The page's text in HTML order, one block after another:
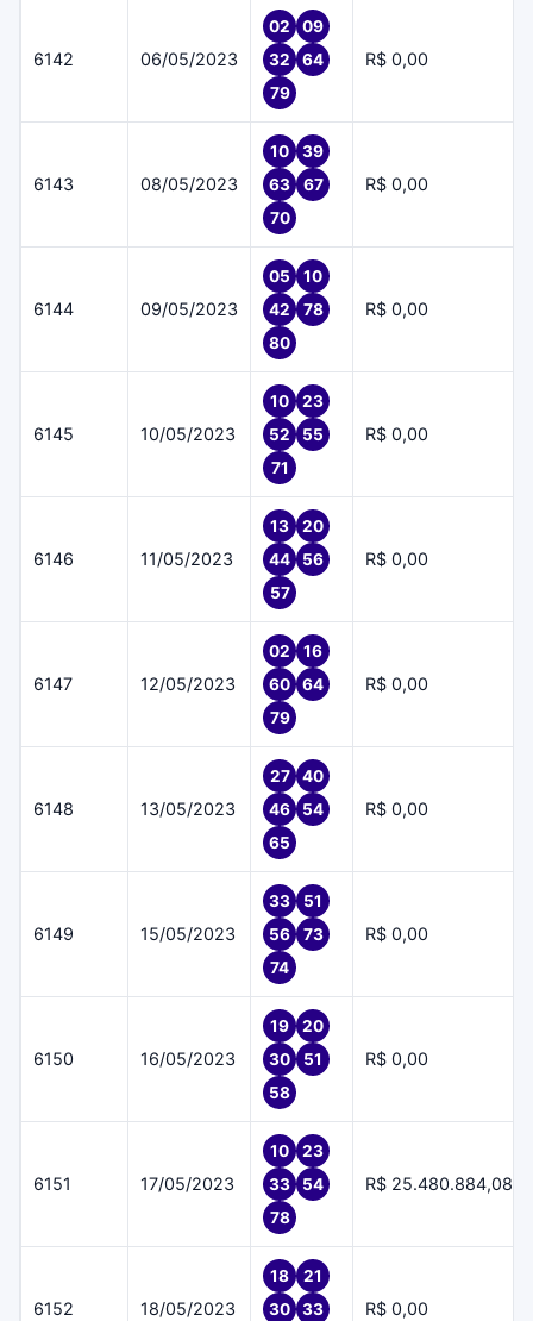
6142 06/05/2023
02
09
32
64
79
R$ 0,00
6143 08/05/2023
10
39
63
67
70
R$ 0,00
6144 09/05/2023
05
10
42
78
80
R$ 0,00
6145 10/05/2023
10
23
52
55
71
R$ 0,00
6146 11/05/2023
13
20
44
56
57
R$ 0,00
6147 12/05/2023
02
16
60
64
79
R$ 0,00
6148 13/05/2023
27
40
46
54
65
R$ 0,00
6149 15/05/2023
33
51
56
73
74
R$ 0,00
6150 16/05/2023
19
20
30
51
58
R$ 0,00
6151 17/05/2023
10
23
33
54
78
R$ 25.480.884,08
6152 18/05/2023
18
21
30
33
R$ 0,00